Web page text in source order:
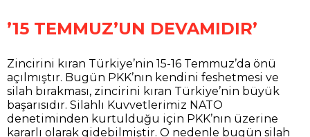
’15 TEMMUZ’UN DEVAMIDIR’
Zincirini kıran Türkiye’nin 15-16 Temmuz’da önü
açılmıştır. Bugün PKK’nın kendini feshetmesi ve
silah bırakması, zincirini kıran Türkiye’nin büyük
başarısıdır. Silahlı Kuvvetlerimiz NATO
denetiminden kurtulduğu için PKK’nın üzerine
kararlı olarak gidebilmiştir. O nedenle bugün silah